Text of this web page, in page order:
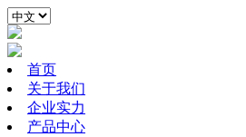
首页
关于我们
企业实力
产品中心